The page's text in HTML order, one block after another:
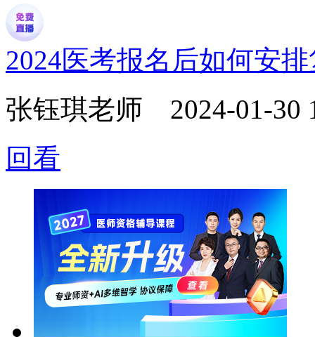
2024医考报名后如何安
张钰琪老师 2024-01-30
回看